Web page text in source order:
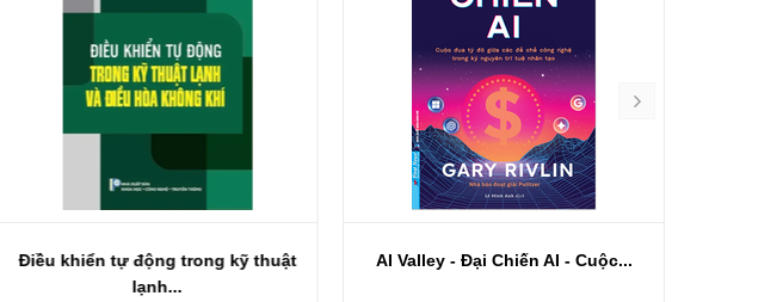
Điều khiển tự động trong kỹ thuật
lạnh...
AI Valley - Đại Chiến AI - Cuộc...